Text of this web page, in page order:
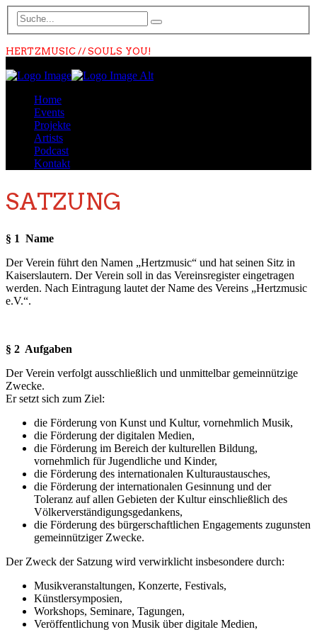
HERTZMUSIC // SOULS YOU!
Home
Events
Projekte
Artists
Podcast
Kontakt
SATZUNG
§ 1 Name
Der Verein führt den Namen „Hertzmusic“ und hat seinen Sitz in
Kaiserslautern. Der Verein soll in das Vereinsregister eingetragen
werden. Nach Eintragung lautet der Name des Vereins „Hertzmusic
e.V.“.
§ 2 Aufgaben
Der Verein verfolgt ausschließlich und unmittelbar gemeinnützige
Zwecke.
Er setzt sich zum Ziel:
die Förderung von Kunst und Kultur, vornehmlich Musik,
die Förderung der digitalen Medien,
die Förderung im Bereich der kulturellen Bildung,
vornehmlich für Jugendliche und Kinder,
die Förderung des internationalen Kulturaustausches,
die Förderung der internationalen Gesinnung und der
Toleranz auf allen Gebieten der Kultur einschließlich des
Völkerverständigungsgedankens,
die Förderung des bürgerschaftlichen Engagements zugunsten
gemeinnütziger Zwecke.
Der Zweck der Satzung wird verwirklicht insbesondere durch:
Musikveranstaltungen, Konzerte, Festivals,
Künstlersymposien,
Workshops, Seminare, Tagungen,
Veröffentlichung von Musik über digitale Medien,